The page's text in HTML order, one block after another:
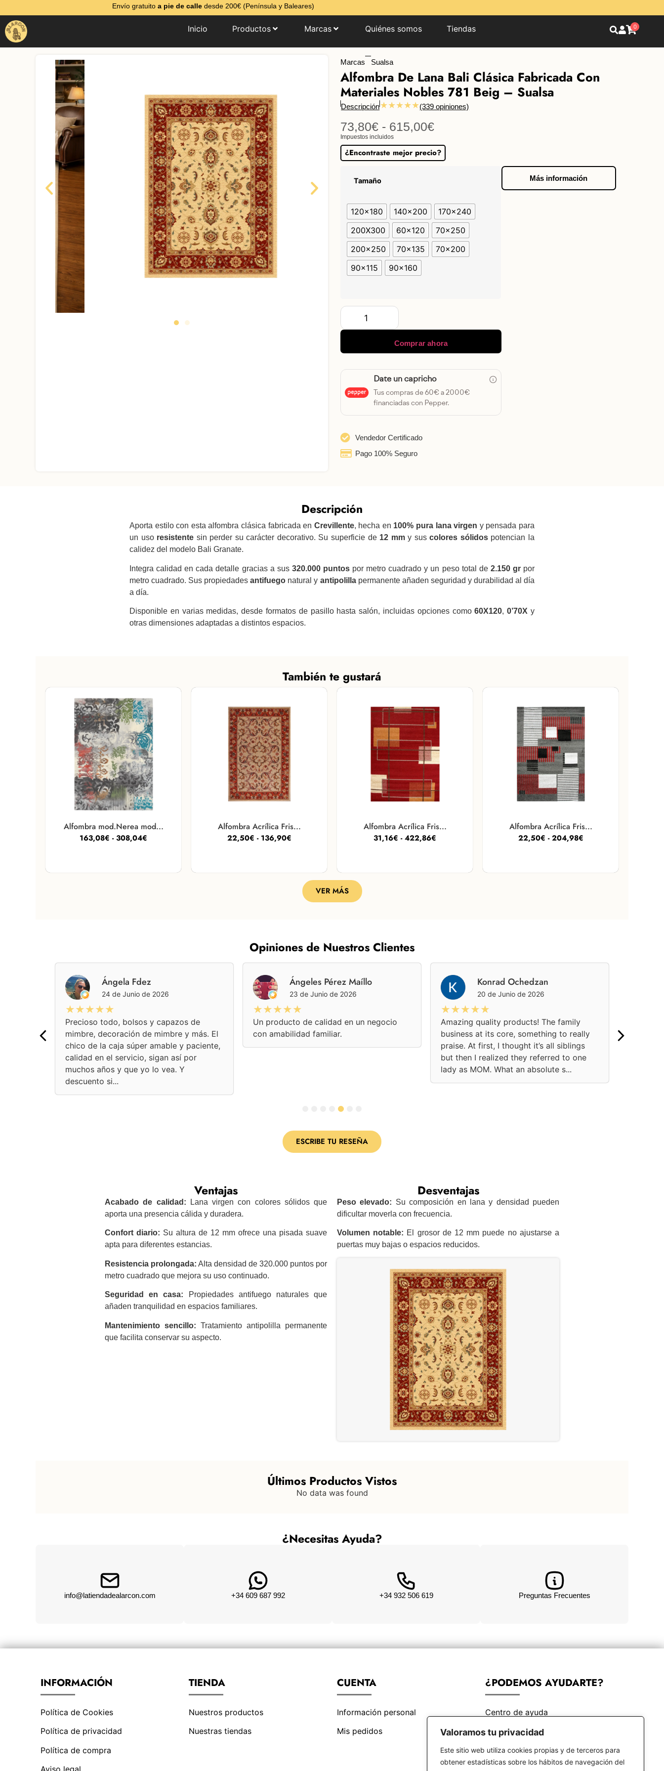
Valoramos tu privacidad
Este sitio web utiliza cookies propias y de terceros para
obtener estadísticas sobre los hábitos de navegación del
Envío gratuitoa pie de calle desde 200€ (Península y Baleares)
Inicio Productos Marcas Quiénes somos Tiendas 0
Marcas Sualsa
Alfombra De Lana Bali Clásica Fabricada Con
Materiales Nobles 781 Beig – Sualsa
Descripción★★★★★(339 opiniones)
73,80€ - 615,00€
Impuestos incluidos
¿Encontraste mejor precio?
Tamaño
120x180 140x200
170x240
200X300
60x120
70x250
200x250
70x135
70x200
90x115
90x160
Comprar ahora
Date un capricho
Tus compras de 60€ a 2000€
financiadas con Pepper.
Más información
Vendedor Certificado
Pago 100% Seguro
Descripción
Aporta estilo con esta alfombra clásica fabricada en Crevillente, hecha en 100% pura lana virgen y pensada para
un uso resistente sin perder su carácter decorativo. Su superficie de 12 mmy suscolores sólidospotencian la
calidez del modelo Bali Granate.
Integra calidad en cada detalle gracias a sus 320.000 puntospor metro cuadrado y un peso total de 2.150 grpor
metro cuadrado. Sus propiedadesantifuego natural y antipolillapermanente añaden seguridad y durabilidad al día
a día.
Disponible en varias medidas, desde formatos de pasillo hasta salón, incluidas opciones como60X120,0’70X y
otras dimensiones adaptadas a distintos espacios.
También te gustará
Alfombra mod.Nerea mod...
163,08€ - 308,04€
Alfombra Acrílica Fris...
22,50€ - 136,90€
Alfombra Acrílica Fris...
31,16€ - 422,86€
Alfombra Acrílica Fris...
22,50€ - 204,98€
VER MÁS
Opiniones de Nuestros Clientes
Ángela Fdez
24 de Junio de 2026
★★★★★
Precioso todo, bolsos y capazos de
mimbre, decoración de mimbre y más. El
chico de la caja súper amable y paciente,
calidad en el servicio, sigan así por
muchos años y que yo lo vea. Y
descuento si...
Ángeles Pérez Maíllo
23 de Junio de 2026
★★★★★
Un producto de calidad en un negocio
con amabilidad familiar.
Konrad Ochedzan
20 de Junio de 2026
★★★★★
Amazing quality products! The family
business at its core, something to really
praise. At first, I thought it’s all siblings
but then I realized they referred to one
lady as MOM. What an absolute s...
ESCRIBE TU RESEÑA
Ventajas
Acabado de calidad: Lana virgen con colores sólidos que
aporta una presencia cálida y duradera.
Confort diario: Su altura de 12 mm ofrece una pisada suave
apta para diferentes estancias.
Resistencia prolongada: Alta densidad de 320.000 puntos por
metro cuadrado que mejora su uso continuado.
Seguridad en casa: Propiedades antifuego naturales que
añaden tranquilidad en espacios familiares.
Mantenimiento sencillo: Tratamiento antipolilla permanente
que facilita conservar su aspecto.
Desventajas
Peso elevado: Su composición en lana y densidad pueden
dificultar moverla con frecuencia.
Volumen notable: El grosor de 12 mm puede no ajustarse a
puertas muy bajas o espacios reducidos.
Últimos Productos Vistos
No data was found
¿Necesitas Ayuda?
info@latiendadealarcon.com +34 609 687 992 +34 932 506 619 Preguntas Frecuentes
INFORMACIÓN
Política de Cookies
Política de privacidad
Política de compra
Aviso legal
TIENDA
Nuestros productos
Nuestras tiendas
CUENTA
Información personal
Mis pedidos
¿PODEMOS AYUDARTE?
Centro de ayuda
Preguntas frecuentes